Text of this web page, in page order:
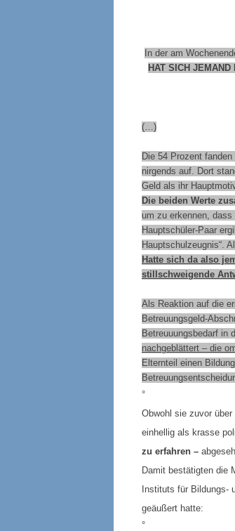
In der am
HAT SICH JEMAND
(…)
Die 54 Prozent
nirgends auf. Dort
Geld als ihr
Die beiden Werte
um zu erkennen,
Hauptschüler-Paar
Hauptschulzeugnis“.
Hatte sich da also
stillschweigende
Als Reaktion auf die
Betreuungsgeld-
Betreuuungsbedarf in
nachgeblättert – die
Elternteil einen
°
Obwohl sie zuvor
einhellig als krasse
zu erfahren –
Damit bestätigten die
Instituts für Bildungs-
geäußert hatte:
°